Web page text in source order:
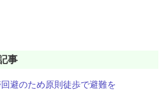
事
避のため原則徒歩で避難を